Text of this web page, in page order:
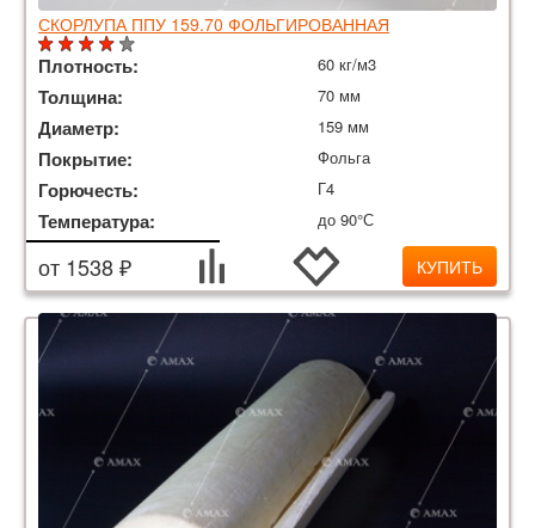
СКОРЛУПА ППУ 159.70 ФОЛЬГИРОВАННАЯ
Плотность: 60 кг/м3
Толщина: 70 мм
Диаметр: 159 мм
Покрытие: Фольга
Горючесть: Г4
Температура: до 90°С
от 1538 ₽ КУПИТЬ